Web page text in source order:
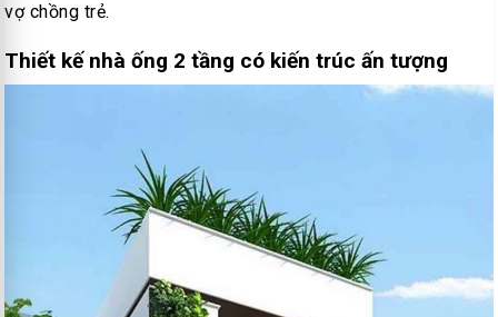
vợ chồng trẻ.
Thiết kế nhà ống 2 tầng có kiến trúc ấn tượng